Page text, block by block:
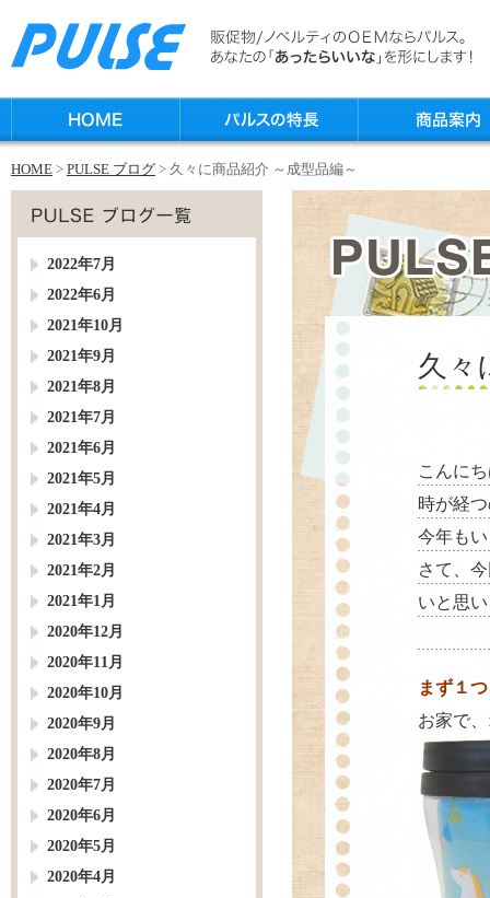
HOME > PULSE ブログ > 久々に商品紹介 ～成型品編～
2022年7月
2022年6月
2021年10月
2021年9月
2021年8月
2021年7月
2021年6月
2021年5月
2021年4月
2021年3月
2021年2月
2021年1月
2020年12月
2020年11月
2020年10月
2020年9月
2020年8月
2020年7月
2020年6月
2020年5月
2020年4月
久々
こんに
時が経
今年も
さて、
いと思
まず１
お家で